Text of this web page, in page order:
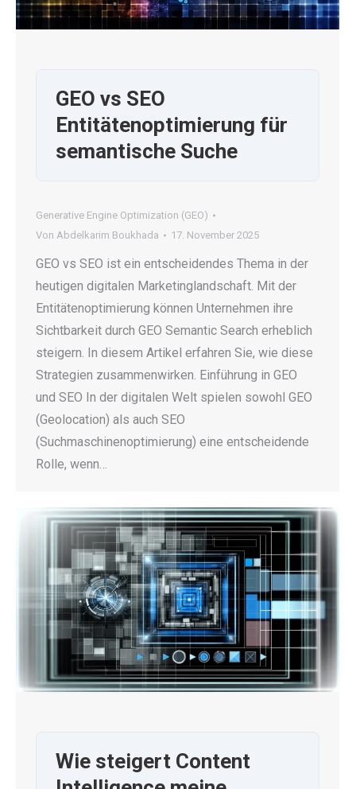
GEO vs SEO
Entitätenoptimierung für
semantische Suche
Generative Engine Optimization (GEO)
Von Abdelkarim Boukhada 17. November 2025
GEO vs SEO ist ein entscheidendes Thema in der
heutigen digitalen Marketinglandschaft. Mit der
Entitätenoptimierung können Unternehmen ihre
Sichtbarkeit durch GEO Semantic Search erheblich
steigern. In diesem Artikel erfahren Sie, wie diese
Strategien zusammenwirken. Einführung in GEO
und SEO In der digitalen Welt spielen sowohl GEO
(Geolocation) als auch SEO
(Suchmaschinenoptimierung) eine entscheidende
Rolle, wenn…
Wie steigert Content